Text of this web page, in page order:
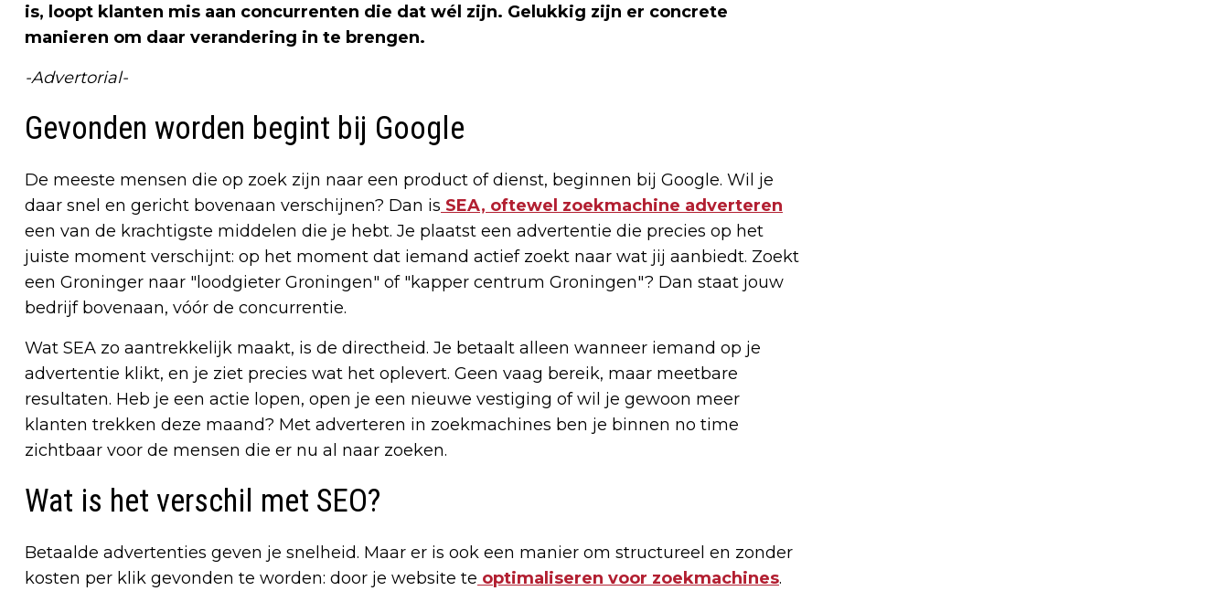
is, loopt klanten mis aan concurrenten die dat wél zijn. Gelukkig zijn er concrete
manieren om daar verandering in te brengen.
-Advertorial-
Gevonden worden begint bij Google
De meeste mensen die op zoek zijn naar een product of dienst, beginnen bij Google. Wil je
daar snel en gericht bovenaan verschijnen? Dan is SEA, oftewel zoekmachine adverteren
een van de krachtigste middelen die je hebt. Je plaatst een advertentie die precies op het
juiste moment verschijnt: op het moment dat iemand actief zoekt naar wat jij aanbiedt. Zoekt
een Groninger naar "loodgieter Groningen" of "kapper centrum Groningen"? Dan staat jouw
bedrijf bovenaan, vóór de concurrentie.
Wat SEA zo aantrekkelijk maakt, is de directheid. Je betaalt alleen wanneer iemand op je
advertentie klikt, en je ziet precies wat het oplevert. Geen vaag bereik, maar meetbare
resultaten. Heb je een actie lopen, open je een nieuwe vestiging of wil je gewoon meer
klanten trekken deze maand? Met adverteren in zoekmachines ben je binnen no time
zichtbaar voor de mensen die er nu al naar zoeken.
Wat is het verschil met SEO?
Betaalde advertenties geven je snelheid. Maar er is ook een manier om structureel en zonder
kosten per klik gevonden te worden: door je website te optimaliseren voor zoekmachines.